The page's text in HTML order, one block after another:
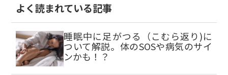
よく読まれている記事
睡眠中に足がつる（こむら返り)に
ついて解説。体のSOSや病気のサイ
ンかも！？